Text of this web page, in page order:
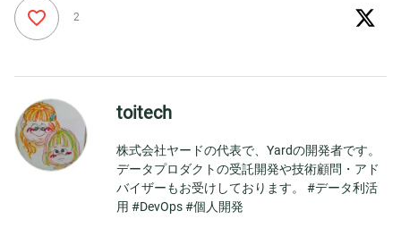
2
toitech
株式会社ヤードの代表で、Yardの開発者です。
データプロダクトの受託開発や技術顧問・アド
バイザーもお受けしております。 #データ利活
用 #DevOps #個人開発